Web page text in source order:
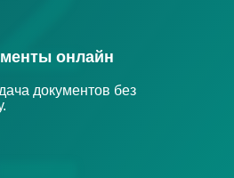
онлайн
документов без